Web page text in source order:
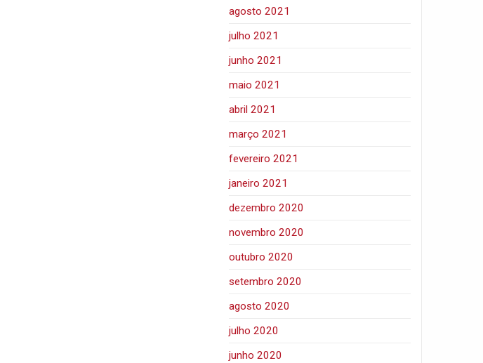
agosto 2021
julho 2021
junho 2021
maio 2021
abril 2021
março 2021
fevereiro 2021
janeiro 2021
dezembro 2020
novembro 2020
outubro 2020
setembro 2020
agosto 2020
julho 2020
junho 2020